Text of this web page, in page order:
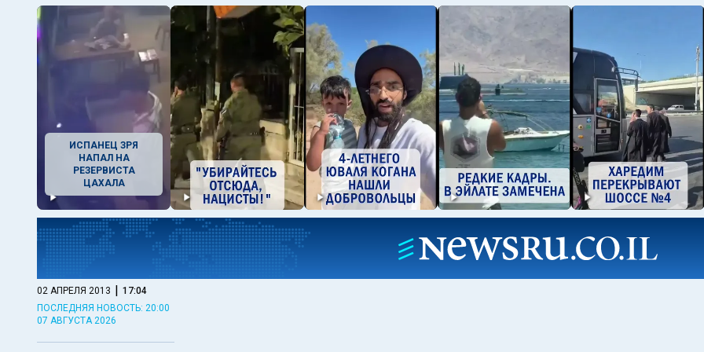
ИСПАНЕЦ ЗРЯ
НАПАЛ НА
РЕЗЕРВИСТА
ЦАХАЛА
02 АПРЕЛЯ 2013 | 17:04
ПОСЛЕДНЯЯ НОВОСТЬ: 20:00
07 АВГУСТА 2026